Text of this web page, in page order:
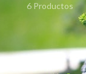
6 Productos